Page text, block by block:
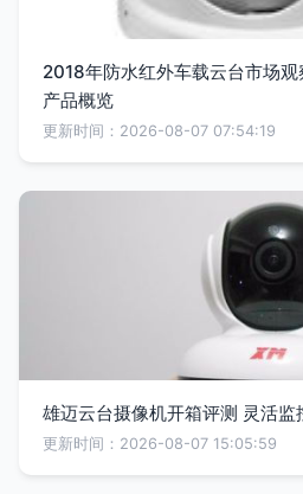
2018年防水红外车载云台市场
产品概览
更新时间：2026-08-07 07:54:19
雄迈云台摄像机开箱评测 灵活监
更新时间：2026-08-07 15:05:59